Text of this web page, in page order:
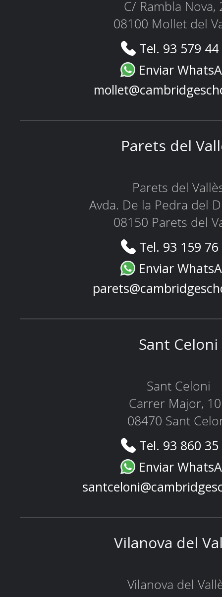
C/ Rambla Nova,
08100 Mollet del
Tel. 93 579
Enviar
Parets del
Parets del
Avda. De la Pedra del
08150 Parets del
Tel. 93 159
Enviar
Sant Celoni
Sant Celoni
Carrer Major,
08470 Sant
Tel. 93 860
Enviar
Vilanova del
Vilanova del